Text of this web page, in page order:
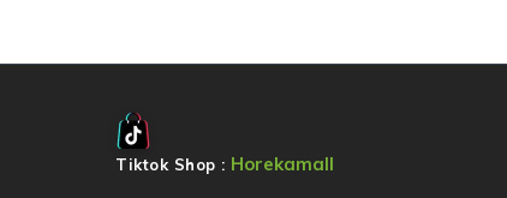
Tiktok Shop : Horekamall